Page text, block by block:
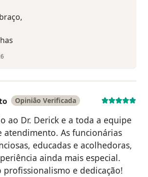
Opinião Verificada
ao Dr. Derick e a toda a equipe
atendimento. As funcionárias
educadas e acolhedoras,
ainda mais especial.
profissionalismo e dedicação!